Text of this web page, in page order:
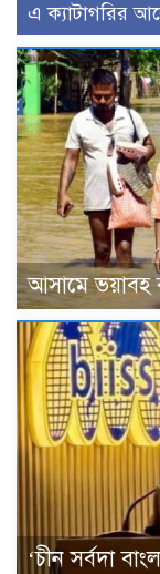
এ ক্যাটাগরির
আসামে ভয়াবহ
‘চীন সর্বদা